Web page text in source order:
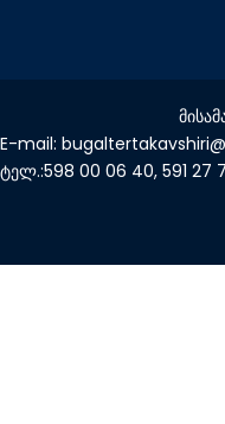
E-mail:
ტელ.:598 00 06 40, 591 27